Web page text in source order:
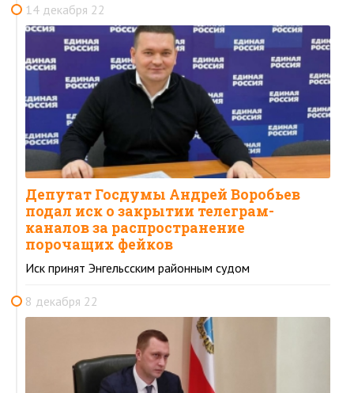
14 декабря 22
Депутат Госдумы Андрей Воробьев
подал иск о закрытии телеграм-
каналов за распространение
порочащих фейков
Иск принят Энгельсским районным судом
8 декабря 22